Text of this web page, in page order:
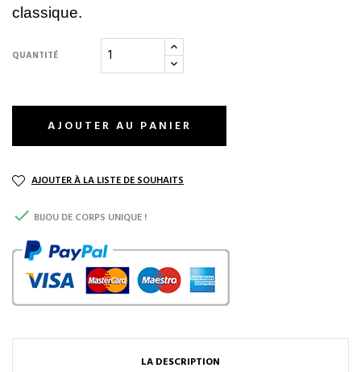
classique.
QUANTITÉ
AJOUTER AU PANIER
AJOUTER À LA LISTE DE SOUHAITS
 BIJOU DE CORPS UNIQUE !
LA DESCRIPTION